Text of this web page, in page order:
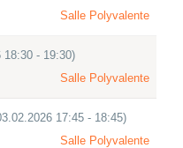
Salle Polyvalente
18:30 - 19:30)
Salle Polyvalente
17:45 - 18:45)
Salle Polyvalente